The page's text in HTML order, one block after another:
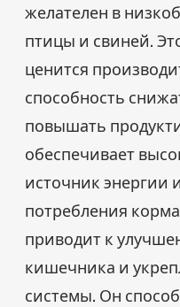
желателен в
птицы и свиней.
ценится
способность
повышать
обеспечивает
источник энергии
потребления
приводит к
кишечника и
системы. Он